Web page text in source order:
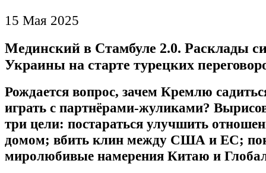
15 Мая 2025
Мединский в Стамбуле 2.0. Расклады
Украины на старте турецких
Рождается вопрос, зачем Кремлю
играть с партнёрами-жуликами?
три цели: постараться улучшить
домом; вбить клин между США и ЕС;
миролюбивые намерения Китаю и